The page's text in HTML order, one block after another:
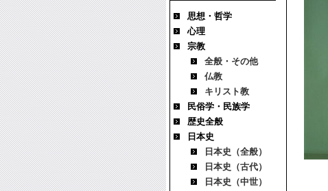
思想・哲学
心理
宗教
全般・その他
仏教
キリスト教
民俗学・民族学
歴史全般
日本史
日本史（全般）
日本史（古代）
日本史（中世）